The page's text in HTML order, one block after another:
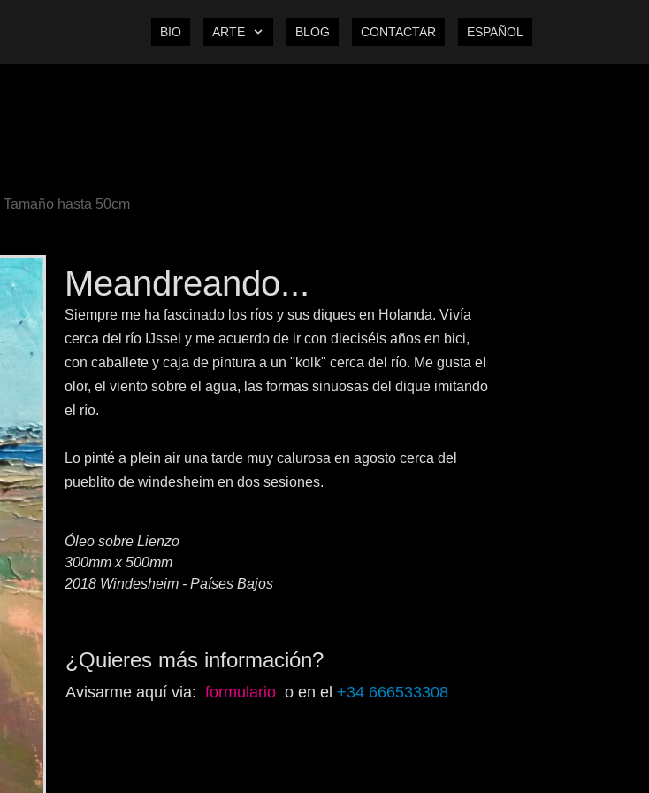
BIO ARTE BLOG CONTACTAR ESPAÑOL
Tamaño hasta 50cm
Meandreando...
Siempre me ha fascinado los ríos y sus diques en Holanda. Vivía
cerca del río IJssel y me acuerdo de ir con dieciséis años en bici,
con caballete y caja de pintura a un "kolk" cerca del río. Me gusta el
olor, el viento sobre el agua, las formas sinuosas del dique imitando
el río.
Lo pinté a plein air una tarde muy calurosa en agosto cerca del
pueblito de windesheim en dos sesiones.
Óleo sobre Lienzo
300mm x 500mm
2018 Windesheim - Países Bajos
¿Quieres más información?
Avisarme aquí via: formulario o en el +34 666533308